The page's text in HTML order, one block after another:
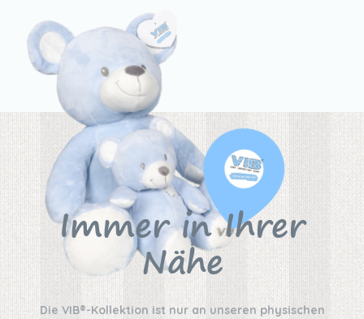
Immer in Ihrer
Nähe
Die VIB®-Kollektion ist nur an unseren physischen